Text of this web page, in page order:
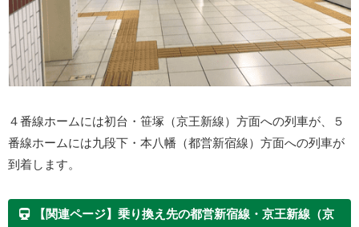
４番線ホームには初台・笹塚（京王新線）方面への列車が、５
番線ホームには九段下・本八幡（都営新宿線）方面への列車が
到着します。
【関連ページ】乗り換え先の都営新宿線・京王新線（京